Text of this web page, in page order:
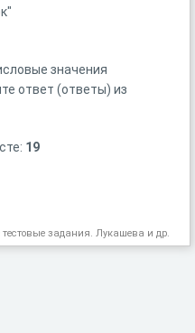
значения
ответ (ответы) из
19
задания. Лукашева и др.